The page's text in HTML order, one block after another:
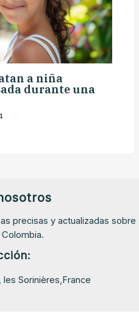
a niña
durante una
precisas y actualizadas sobre
les Sorinières,France